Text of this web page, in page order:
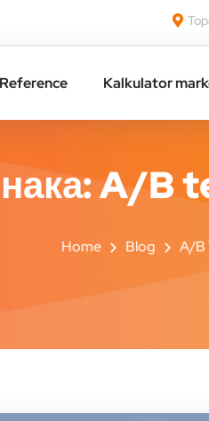
Reference Kalkulator
A/B
Home Blog A/B